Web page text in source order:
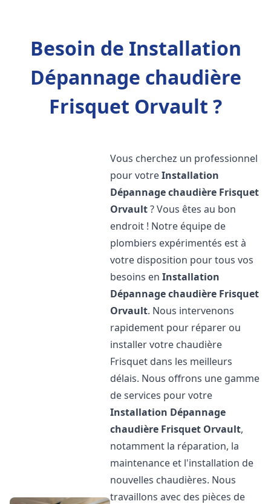
Besoin de Installation
Dépannage chaudière
Frisquet Orvault ?
Vous cherchez un professionnel
pour votreInstallation
Dépannage chaudière Frisquet
Orvault? Vous êtes au bon
endroit ! Notre équipe de
plombiers expérimentés est à
votre disposition pour tous vos
besoins enInstallation
Dépannage chaudière Frisquet
Orvault. Nous intervenons
rapidement pour réparer ou
installer votre chaudière
Frisquet dans les meilleurs
délais. Nous offrons une gamme
de services pour votre
Installation Dépannage
chaudière Frisquet Orvault,
notamment la réparation, la
maintenance et l'installation de
nouvelles chaudières. Nous
travaillons avec des pièces de